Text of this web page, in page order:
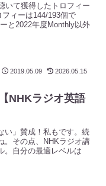
いて獲得したトロフィー
ィーは144/193個で
と2022年度Monthly以外
2019.05.09 2026.05.15
NHKラジオ英語
い」賛成！私もです。続
。その点、NHKラジオ講
。自分の最適レベルは